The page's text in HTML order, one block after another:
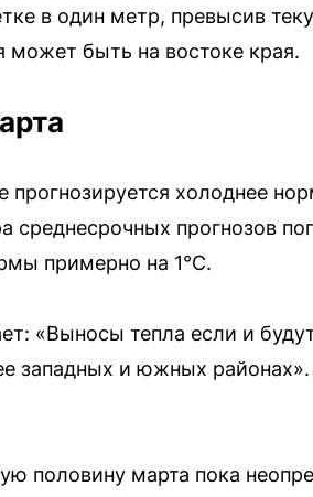
в один метр, превысив
может быть на востоке края.
прогнозируется холоднее
среднесрочных прогнозов
примерно на 1°C.
«Выносы тепла если и
западных и южных
половину марта пока